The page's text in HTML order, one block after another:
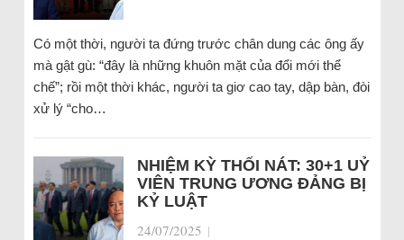
Có một thời, người ta đứng trước chân dung các ông ấy
mà gật gù: “đây là những khuôn mặt của đổi mới thể
chế”; rồi một thời khác, người ta giơ cao tay, dập bàn, đòi
xử lý “cho…
NHIỆM KỲ THỐI NÁT: 30+1 UỶ
VIÊN TRUNG ƯƠNG ĐẢNG BỊ
KỶ LUẬT
24/07/2025 |